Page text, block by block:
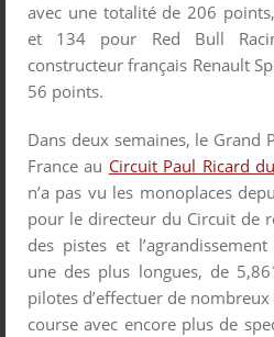
avec une totalité de 206
et 134 pour Red Bull
constructeur français Renault
56 points.
Dans deux semaines, le Grand
France au Circuit Paul Ricard
n’a pas vu les monoplaces
pour le directeur du Circuit de
des pistes et
une des plus longues, de
pilotes d’effectuer de
course avec encore plus de